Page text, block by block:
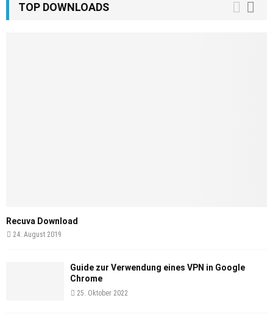
TOP DOWNLOADS
Recuva Download
24. August 2019
Guide zur Verwendung eines VPN in Google
Chrome
25. Oktober 2022